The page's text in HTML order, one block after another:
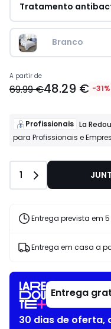
Tratamento
Branco
Preço
a
48.29
€
vez
de
aplicado.
A partir de
69.99 €48.29 € -31%
Profissionais La
para Profissionais e
Quantidade
1
Entrega prevista em
Entrega em casa a
Entrega
30 dias de oferta,